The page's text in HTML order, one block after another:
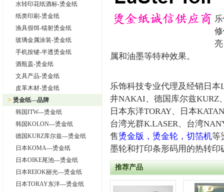
上海旭饰实业有限公司 专业供应汽车中网烫金纸，汽车格栅烫金
水转印花纸酒标-烫金纸
纸类印刷-烫金纸
渔具假饵-镭射烫金纸
玻璃金属涂装-烫金纸
手机按键-半透烫金纸
酒瓶盖-烫金纸
文具产品-烫金纸
皮革木材-烫金纸
> 烫金纸---品牌
韩国ITW---烫金纸
韩国KOLON---烫金纸
德国KURZ库尔兹---烫金纸
日本KOMA---烫金纸
日本OIKE尾池---烫金纸
日本REIOK丽光---烫金纸
日本TORAY东洋---烫金纸
属和油墨等特种效果。
乐饰科技专业代理及经销日
井NAKAI、德国库尔兹KURZ
日本东洋TORAY、日本
台湾光群K.LASER、台湾
售烫金版，烫金轮，切箔机等
墨轮和打印条形码用的热转
推荐产品